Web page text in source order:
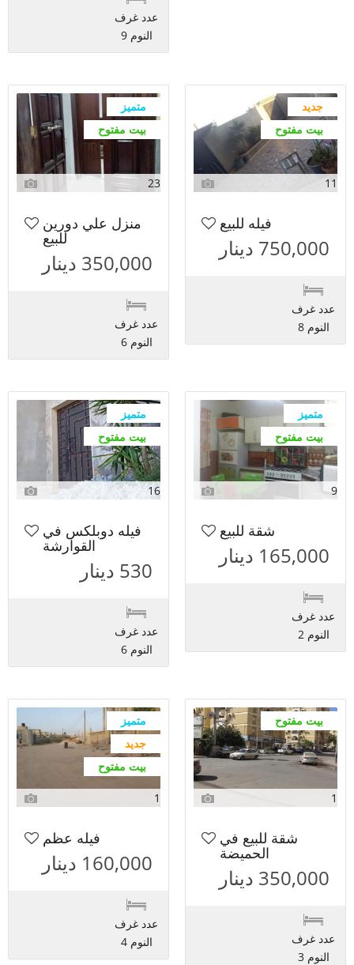
عدد غرف
النوم 9
جديد
بيت مفتوح
11
فيله للبيع
750,000 دينار
عدد غرف
النوم 8
متميز
بيت مفتوح
23
منزل علي دورين
للبيع
350,000 دينار
عدد غرف
النوم 6
متميز
بيت مفتوح
9
شقة للبيع
165,000 دينار
عدد غرف
النوم 2
متميز
بيت مفتوح
16
فيله دوبلكس في
القوارشة
530 دينار
عدد غرف
النوم 6
بيت مفتوح
1
شقة للبيع في
الحميضة
350,000 دينار
عدد غرف
النوم 3
متميز
جديد
بيت مفتوح
1
فيله عظم
160,000 دينار
عدد غرف
النوم 4